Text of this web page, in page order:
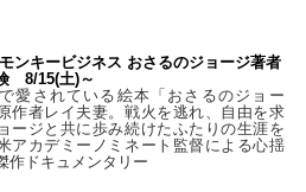
ンキービジネス おさるのジョージ著者
8/15(土)～
愛されている絵本「おさるのジョー
作者レイ夫妻。戦火を逃れ、自由を求
ージと共に歩み続けたふたりの生涯を
アカデミーノミネート監督による心揺
作ドキュメンタリー